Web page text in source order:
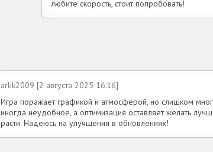
любите скорость, стоит попробовать!
arlik2009 [2 августа 2025 16:16]
Игра поражает графикой и атмосферой, но слишком
иногда неудобное, а оптимизация оставляет желать
расти. Надеюсь на улучшения в обновлениях!